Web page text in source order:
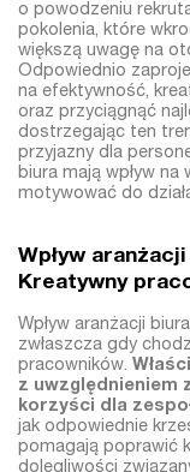
o powodzeniu
pokolenia, które
większą uwagę na
Odpowiednio
na efektywność,
oraz przyciągnąć
dostrzegając ten
przyjazny dla
biura mają wpływ
motywować do
Wpływ
Kreatywny
Wpływ aranżacji
zwłaszcza gdy
pracowników.
z uwzględnieniem
korzyści dla
jak odpowiednie
pomagają poprawić
dolegliwości